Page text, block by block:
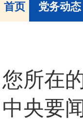
首页 党务动态
您所在
中央要闻